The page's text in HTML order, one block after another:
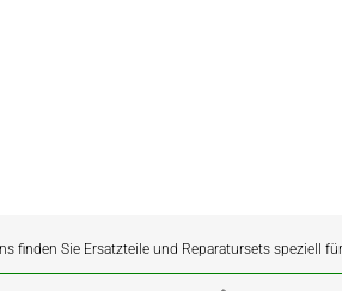
finden Sie Ersatzteile und Reparatursets speziell